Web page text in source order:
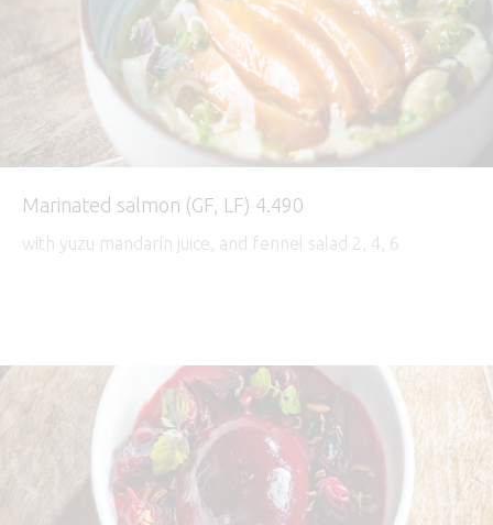
Marinated salmon (GF, LF) 4.490
with yuzu mandarin juice, and fennel salad 2, 4, 6